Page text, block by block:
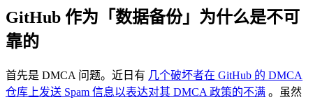
GitHub 作为「数据备份」为什么是不可
靠的
首先是 DMCA 问题。近日有 几个破坏者在 GitHub 的 DMCA
仓库上发送 Spam 信息以表达对其 DMCA 政策的不满 。虽然